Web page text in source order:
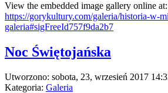
View the embedded image gallery online at:
https://gorykultury.com/galeria/historia-w-
galeria#sigFreeId757f9da2b7
Noc Świętojańska
Utworzono: sobota, 23, wrzesień 2017
Kategoria: Galeria